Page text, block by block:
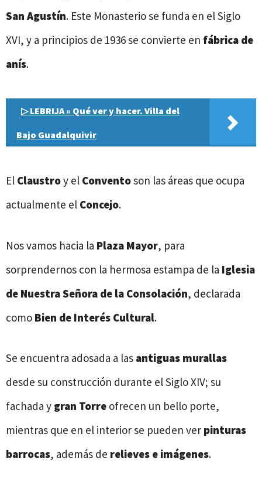
San Agustín. Este Monasterio se funda en el Siglo
XVI, y a principios de 1936 se convierte en fábrica de
anís.
▷ LEBRIJA » Qué ver y hacer. Villa del
Bajo Guadalquivir
El Claustroy el Conventoson las áreas que ocupa
actualmente el Concejo.
Nos vamos hacia la Plaza Mayor, para
sorprendernos con la hermosa estampa de la Iglesia
de Nuestra Señora de la Consolación, declarada
como Bien de Interés Cultural.
Se encuentra adosada a las antiguas murallas
desde su construcción durante el Siglo XIV; su
fachada y gran Torre ofrecen un bello porte,
mientras que en el interior se pueden ver pinturas
barrocas, además de relieves e imágenes.